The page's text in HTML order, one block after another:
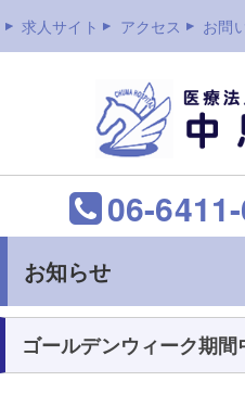
求人サイト アクセス お問
06-
お知らせ
ゴールデンウィーク期